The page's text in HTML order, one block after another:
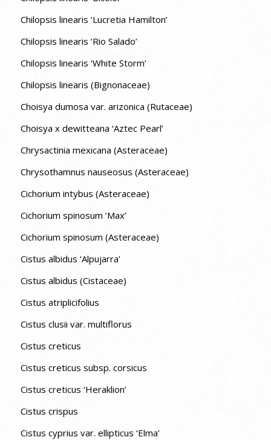
Chilopsis linearis ‘Lucretia Hamilton’
Chilopsis linearis ‘Rio Salado’
Chilopsis linearis ‘White Storm’
Chilopsis linearis (Bignonaceae)
Choisya dumosa var. arizonica (Rutaceae)
Choisya x dewitteana ‘Aztec Pearl’
Chrysactinia mexicana (Asteraceae)
Chrysothamnus nauseosus (Asteraceae)
Cichorium intybus (Asteraceae)
Cichorium spinosum ‘Max’
Cichorium spinosum (Asteraceae)
Cistus albidus ‘Alpujarra’
Cistus albidus (Cistaceae)
Cistus atriplicifolius
Cistus clusii var. multiflorus
Cistus creticus
Cistus creticus subsp. corsicus
Cistus creticus ‘Heraklion’
Cistus crispus
Cistus cyprius var. ellipticus ‘Elma’